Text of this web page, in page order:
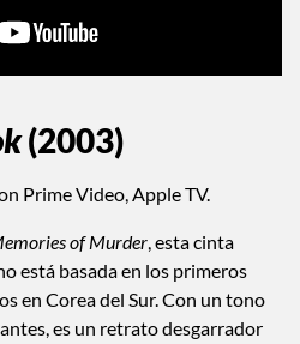
(2003)
Prime Video, Apple TV.
of Murder, esta cinta
está basada en los primeros
en Corea del Sur. Con un tono
es un retrato desgarrador